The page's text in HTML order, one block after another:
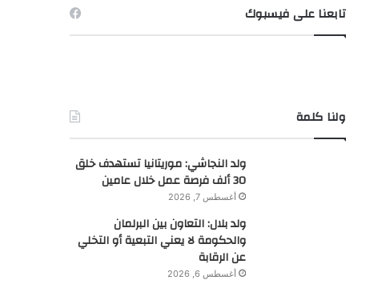
تابعنا على فيسبوك
ولنا كلمة
ولد النجاشي: موريتانيا تستهدف خلق
30 ألف فرصة عمل خلال عامين
أغسطس 7, 2026
ولد بلال: التعاون بين البرلمان
والحكومة لا يعني التبعية أو التخلي
عن الرقابة
أغسطس 6, 2026